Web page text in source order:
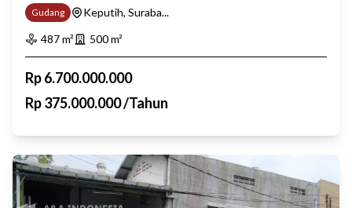
Gudang
Keputih, Suraba...
487m² 500m²
Rp6.700.000.000
Rp375.000.000/Tahun